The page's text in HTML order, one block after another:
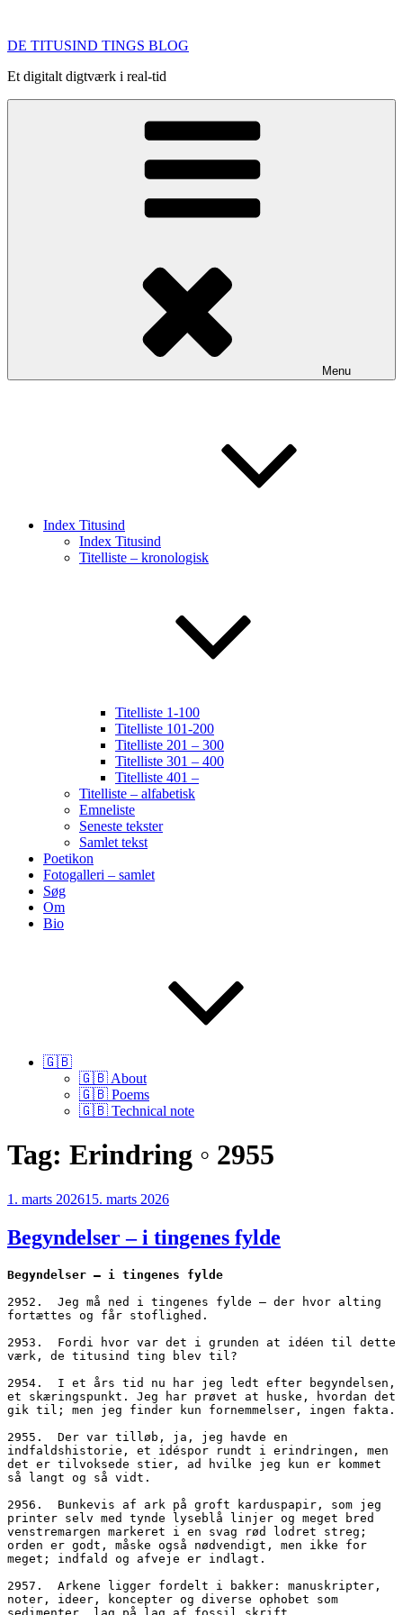
indhold
DE TITUSIND TINGS BLOG
Et digitalt digtværk i real-tid
Menu
Index Titusind
Index Titusind
Titelliste – kronologisk
Titelliste 1-100
Titelliste 101-200
Titelliste 201 – 300
Titelliste 301 – 400
Titelliste 401 –
Titelliste – alfabetisk
Emneliste
Seneste tekster
Samlet tekst
Poetikon
Fotogalleri – samlet
Søg
Om
Bio
🇬🇧
🇬🇧 About
🇬🇧 Poems
🇬🇧 Technical note
Tag: Erindring ◦ 2955
Udgivet
1. marts 202615. marts 2026
Begyndelser – i tingenes fylde
Begyndelser – i tingenes fylde
2952.  Jeg må ned i tingenes fylde – der hvor alting
fortættes og får stoflighed.
2953.  Fordi hvor var det i grunden at idéen til dette
værk, de titusind ting blev til?
2954.  I et års tid nu har jeg ledt efter begyndelsen,
et skæringspunkt. Jeg har prøvet at huske, hvordan det
gik til; men jeg finder kun fornemmelser, ingen fakta.
2955.  Der var tilløb, ja, jeg havde en
indfaldshistorie, et idéspor rundt i erindringen, men
det er tilvoksede stier, ad hvilke jeg kun er kommet
så langt og så vidt.
2956.  Bunkevis af ark på groft karduspapir, som jeg
printer selv med tynde lyseblå linjer og meget bred
venstremargen markeret i en svag rød lodret streg;
orden er godt, måske også nødvendigt, men ikke for
meget; indfald og afveje er indlagt.
2957.  Arkene ligger fordelt i bakker: manuskripter,
noter, ideer, koncepter og diverse ophobet som